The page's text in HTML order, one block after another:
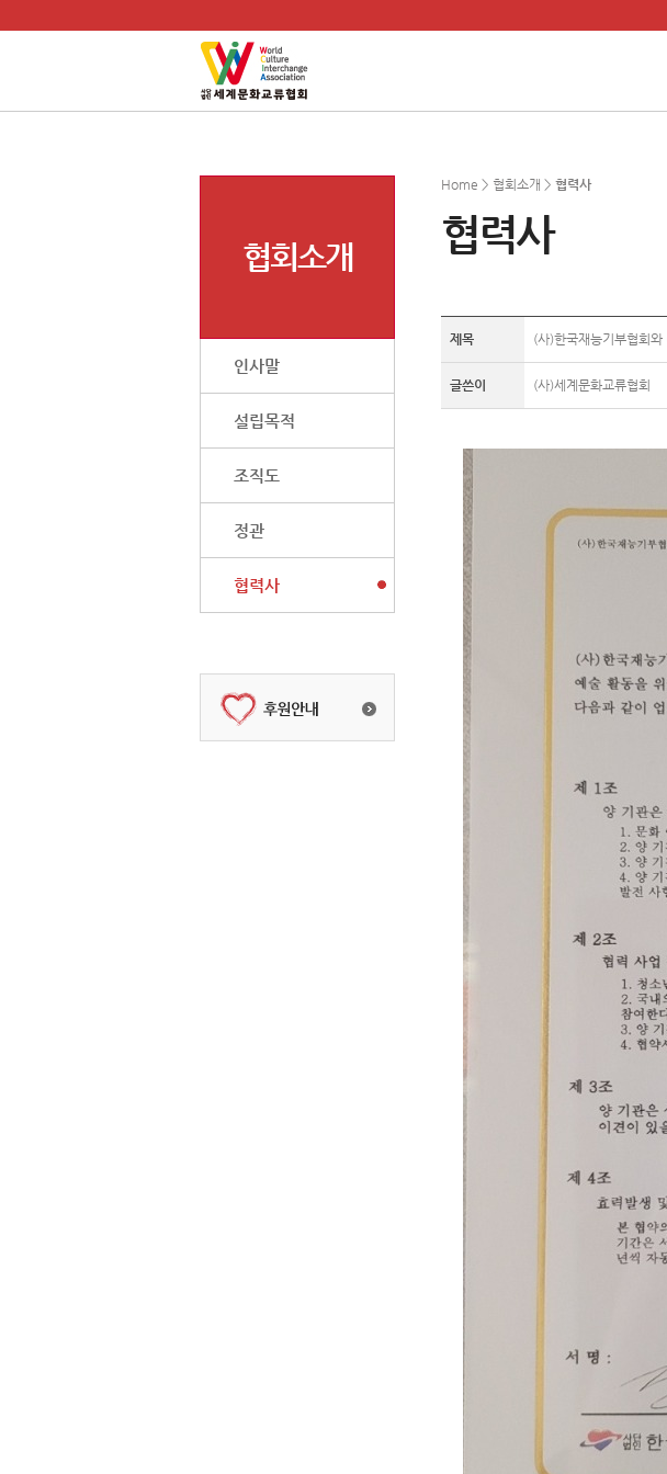
협회소개
인사말
설립목적
조직도
정관
협력사
Home > 협회소개 > 협력사
협력사
제목 (사)한국재능기부협회
글쓴이 (사)세계문화교류협회